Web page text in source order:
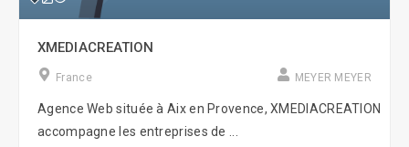
XMEDIACREATION
France MEYER MEYER
Agence Web située à Aix en Provence, XMEDIACREATION
accompagne les entreprises de ...